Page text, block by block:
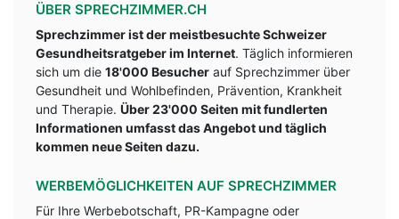
ÜBER SPRECHZIMMER.CH
Sprechzimmer ist der meistbesuchte Schweizer
Gesundheitsratgeber im Internet. Täglich informieren
sich um die 18'000 Besucher auf Sprechzimmer über
Gesundheit und Wohlbefinden, Prävention, Krankheit
und Therapie. Über 23'000 Seiten mit fundlerten
Informationen umfasst das Angebot und täglich
kommen neue Seiten dazu.
WERBEMÖGLICHKEITEN AUF SPRECHZIMMER
Für Ihre Werbebotschaft, PR-Kampagne oder